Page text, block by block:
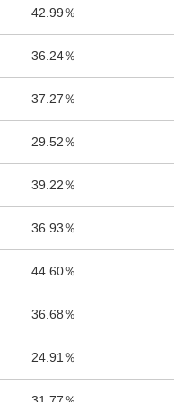
42.99％
36.24％
37.27％
29.52％
39.22％
36.93％
44.60％
36.68％
24.91％